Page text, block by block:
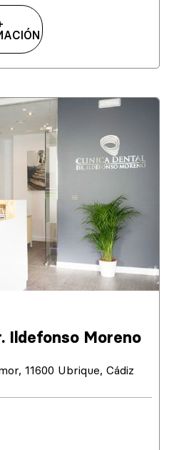
Ildefonso Moreno
11600 Ubrique, Cádiz